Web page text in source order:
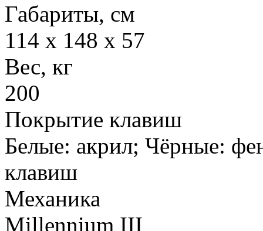
Габариты, см
114 x 148 x 57
Вес, кг
200
Покрытие клавиш
Белые: акрил; Чёрные:
клавиш
Механика
Millennium III